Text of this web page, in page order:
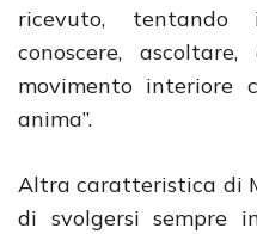
ricevuto,
conoscere,
movimento interiore
anima”.
Altra caratteristica di
di svolgersi sempre